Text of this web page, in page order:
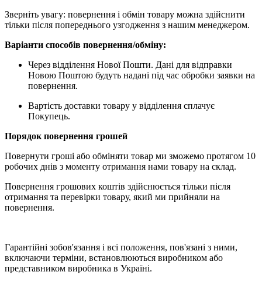
Зверніть увагу: повернення і обмін товару можна здійснити
тільки після попереднього узгодження з нашим менеджером.
Варіанти способів повернення/обміну:
Через відділення Нової Пошти. Дані для відправки
Новою Поштою будуть надані під час обробки заявки на
повернення.
Вартість доставки товару у відділення сплачує
Покупець.
Порядок повернення грошей
Повернути гроші або обміняти товар ми зможемо протягом 10
робочих днів з моменту отримання нами товару на склад.
Повернення грошових коштів здійснюється тільки після
отримання та перевірки товару, який ми прийняли на
повернення.
Гарантійні зобов'язання і всі положення, пов'язані з ними,
включаючи терміни, встановлюються виробником або
представником виробника в Україні.